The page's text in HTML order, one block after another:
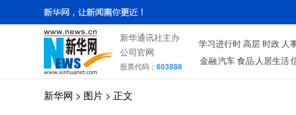
新华通讯社主办
公司官网
股票代码： 603888
学习进行时 高层 时政 人
金融 汽车 食品 人居生活
新华网 > 图片 > 正文